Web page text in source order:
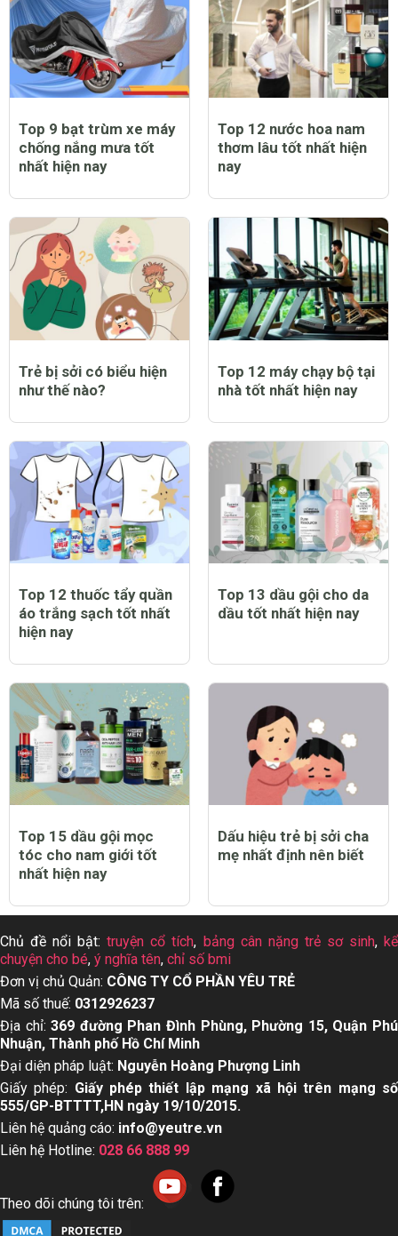
Top 9 bạt trùm xe máy
chống nắng mưa tốt
nhất hiện nay
Top 12 nước hoa nam
thơm lâu tốt nhất hiện
nay
Trẻ bị sởi có biểu hiện
như thế nào?
Top 12 máy chạy bộ tại
nhà tốt nhất hiện nay
Top 12 thuốc tẩy quần
áo trắng sạch tốt nhất
hiện nay
Top 13 dầu gội cho da
dầu tốt nhất hiện nay
Top 15 dầu gội mọc
tóc cho nam giới tốt
nhất hiện nay
Dấu hiệu trẻ bị sởi cha
mẹ nhất định nên biết
Chủ đề nổi bật:truyện cổ tích, bảng cân nặng trẻ sơ sinh, kể
chuyện cho bé, ý nghĩa tên, chỉ số bmi
Đơn vị chủ Quản: CÔNG TY CỔ PHẦN YÊU TRẺ
Mã số thuế: 0312926237
Địa chỉ:369 đường Phan Đình Phùng, Phường 15, Quận Phú
Nhuận, Thành phố Hồ Chí Minh
Đại diện pháp luật: Nguyễn Hoàng Phượng Linh
Giấy phép: Giấy phép thiết lập mạng xã hội trên mạng số
555/GP-BTTTT,HN ngày 19/10/2015.
Liên hệ quảng cáo: info@yeutre.vn
Liên hệ Hotline: 028 66 888 99
Theo dõi chúng tôi trên: